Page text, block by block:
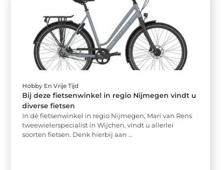
Hobby En Vrije Tijd
Bij deze fietsenwinkel in regio Nijmegen vindt u
diverse fietsen
In dé fietsenwinkel in regio Nijmegen, Mari van Rens
tweewielerspecialist in Wijchen, vindt u allerlei
soorten fietsen. Denk hierbij aan ...